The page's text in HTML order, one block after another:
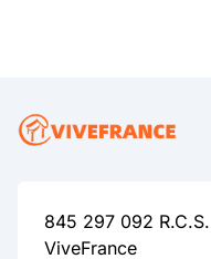
845 297 092
ViveFrance